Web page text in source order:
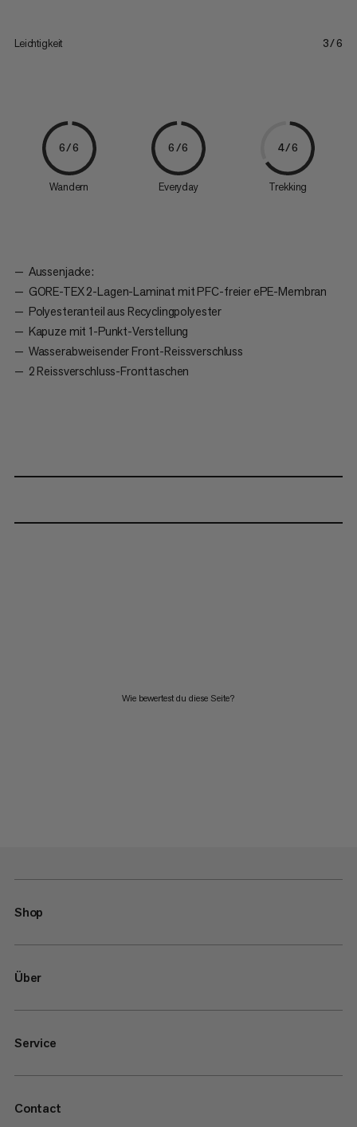
Leichtigkeit 3/6
6/6
Wandern
6/6
Everyday
4/6
Trekking
Aussenjacke:
GORE-TEX 2-Lagen-Laminat mit PFC-freier ePE-Membran
Polyesteranteil aus Recyclingpolyester
Kapuze mit 1-Punkt-Verstellung
Wasserabweisender Front-Reissverschluss
2 Reissverschluss-Fronttaschen
Wie bewertest du diese Seite?
Shop
Über
Service
Contact